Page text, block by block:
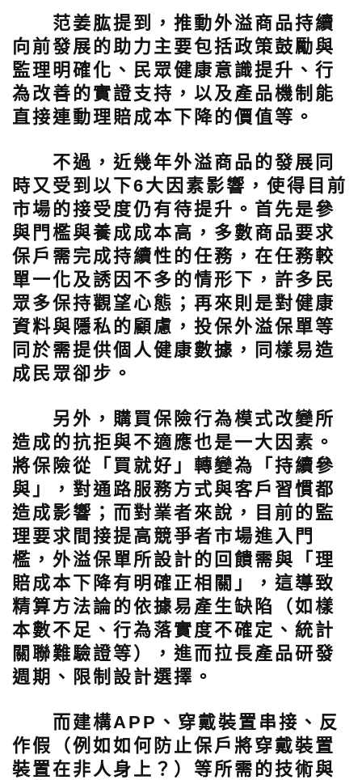
范姜肱提到，推動外溢商品持續
向前發展的助力主要包括政策鼓勵與
監理明確化、民眾健康意識提升、行
為改善的實證支持，以及產品機制能
直接連動理賠成本下降的價值等。
不過，近幾年外溢商品的發展同
時又受到以下6大因素影響，使得目前
市場的接受度仍有待提升。首先是參
與門檻與養成成本高，多數商品要求
保戶需完成持續性的任務，在任務較
單一化及誘因不多的情形下，許多民
眾多保持觀望心態；再來則是對健康
資料與隱私的顧慮，投保外溢保單等
同於需提供個人健康數據，同樣易造
成民眾卻步。
另外，購買保險行為模式改變所
造成的抗拒與不適應也是一大因素。
將保險從「買就好」轉變為「持續參
與」，對通路服務方式與客戶習慣都
造成影響；而對業者來說，目前的監
理要求間接提高競爭者市場進入門
檻，外溢保單所設計的回饋需與「理
賠成本下降有明確正相關」，這導致
精算方法論的依據易產生缺陷（如樣
本數不足、行為落實度不確定、統計
關聯難驗證等），進而拉長產品研發
週期、限制設計選擇。
而建構APP、穿戴裝置串接、反
作假（例如如何防止保戶將穿戴裝置
裝置在非人身上？）等所需的技術與